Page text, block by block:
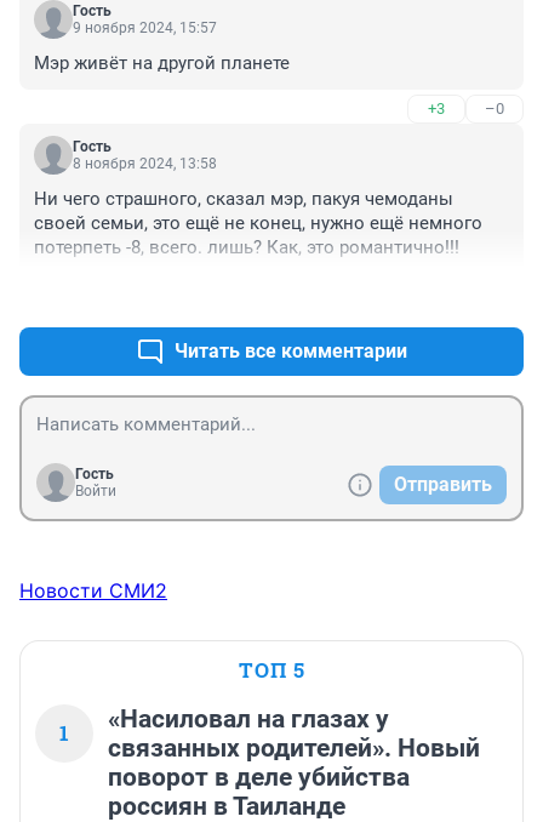
Гость
9 ноября 2024, 15:57
Мэр живёт на другой планете
+3 –0
Гость
8 ноября 2024, 13:58
Ни чего страшного, сказал мэр, пакуя чемоданы
своей семьи, это ещё не конец, нужно ещё немного
потерпеть -8, всего. лишь? Как, это романтично!!!
Читать все комментарии
Гость
Войти
Отправить
Новости СМИ2
ТОП 5
1
«Насиловал на глазах у
связанных родителей». Новый
поворот в деле убийства
россиян в Таиланде